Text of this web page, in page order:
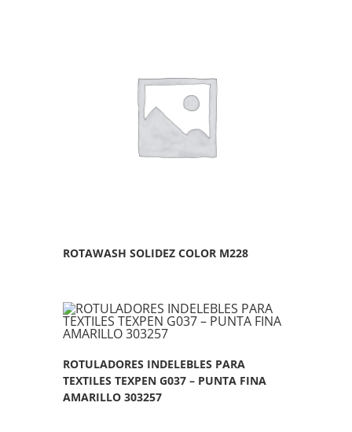
ROTAWASH SOLIDEZ COLOR M228
ROTULADORES INDELEBLES PARA
TEXTILES TEXPEN G037 – PUNTA FINA
AMARILLO 303257